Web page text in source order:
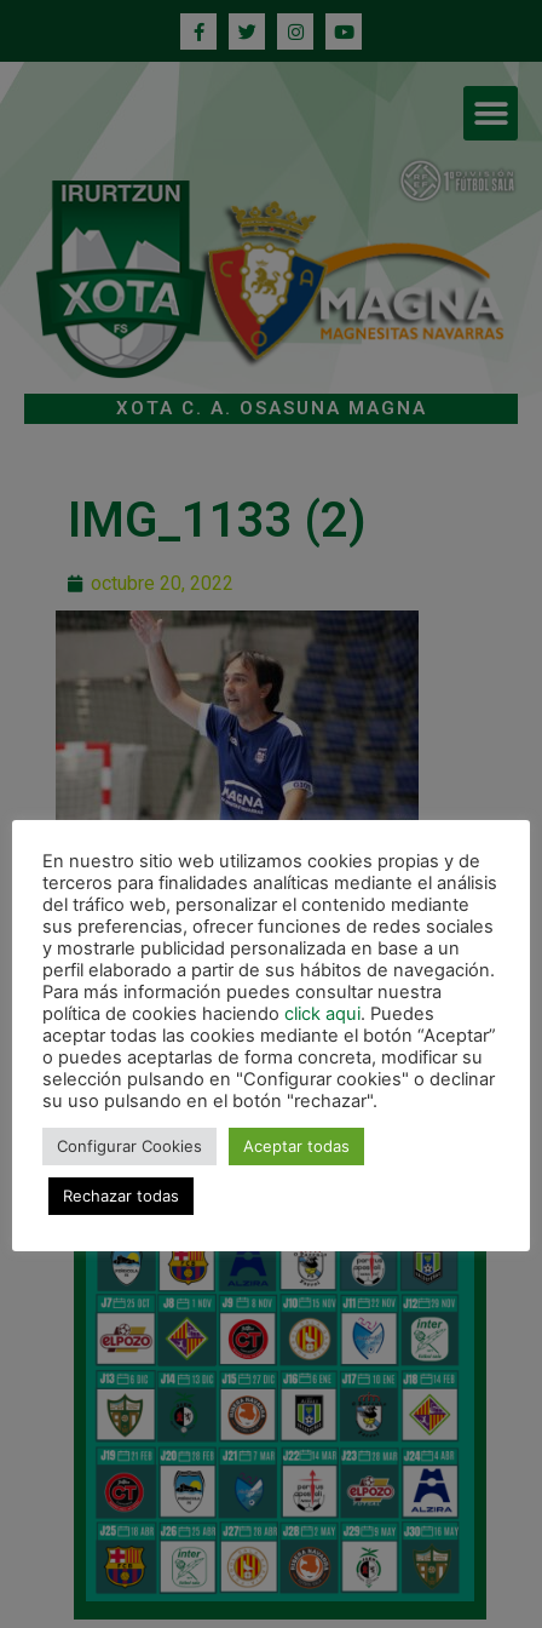
XOTA C. A. OSASUNA MAGNA
IMG_1133 (2)
octubre 20, 2022
ANTERIOR
Imanol: «Va a ser un partido entretenido y ojalá lo podamos ganar»
CALENDARIO DE LIGA
En nuestro sitio web utilizamos cookies propias y de
terceros para finalidades analíticas mediante el análisis
del tráfico web, personalizar el contenido mediante
sus preferencias, ofrecer funciones de redes sociales
y mostrarle publicidad personalizada en base a un
perfil elaborado a partir de sus hábitos de navegación.
Para más información puedes consultar nuestra
política de cookies haciendo click aqui. Puedes
aceptar todas las cookies mediante el botón “Aceptar”
o puedes aceptarlas de forma concreta, modificar su
selección pulsando en "Configurar cookies" o declinar
su uso pulsando en el botón "rechazar".
Configurar Cookies Aceptar todas
Rechazar todas